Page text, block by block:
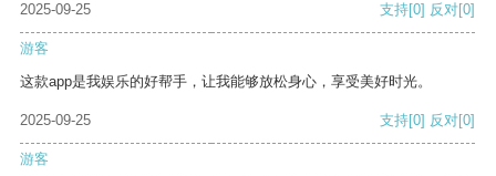
2025-09-25 支持[0] 反对[0]
游客
这款app是我娱乐的好帮手，让我能够放松身心，享受美好时光。
2025-09-25 支持[0] 反对[0]
游客